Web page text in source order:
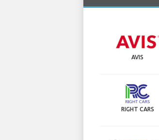
AVIS
RIGHT CARS